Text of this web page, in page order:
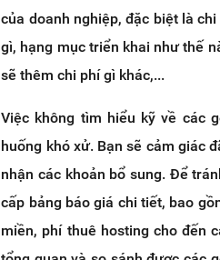
của doanh nghiệp, đặc biệt là
gì, hạng mục triển khai như thế
sẽ thêm chi phí gì khác,...
Việc không tìm hiểu kỹ về các
huống khó xử. Bạn sẽ cảm giác
nhận các khoản bổ sung. Để
cấp bảng báo giá chi tiết, bao
miền, phí thuê hosting cho đến